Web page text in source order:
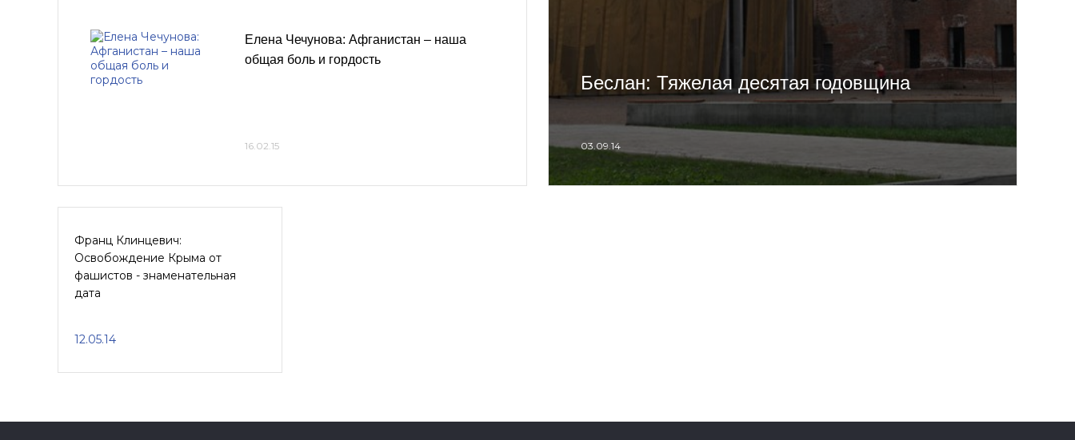
Елена Чечунова: Афганистан – наша
общая боль и гордость
16.02.15
Беслан: Тяжелая десятая годовщина
03.09.14
Франц Клинцевич:
Освобождение Крыма от
фашистов - знаменательная
дата
12.05.14